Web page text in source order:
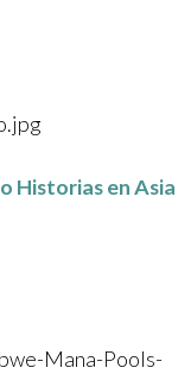
Historias en Asia
Mana-Pools-